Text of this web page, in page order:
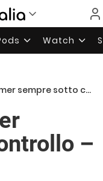
Watch
sotto controllo – Cydia
–